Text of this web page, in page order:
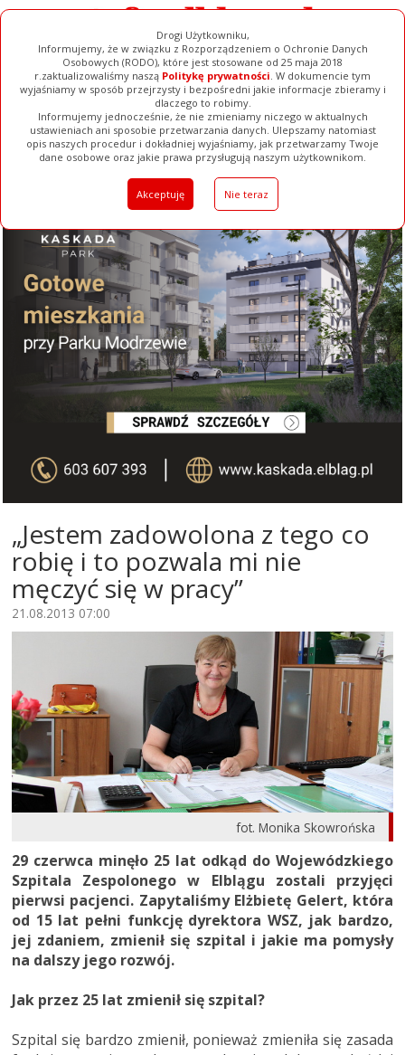
Drogi Użytkowniku,
Informujemy, że w związku z Rozporządzeniem o Ochronie Danych
Osobowych (RODO), które jest stosowane od 25 maja 2018
r.zaktualizowaliśmy naszą Politykę prywatności. W dokumencie tym
wyjaśniamy w sposób przejrzysty i bezpośredni jakie informacje zbieramy i
dlaczego to robimy.
Informujemy jednocześnie, że nie zmieniamy niczego w aktualnych
ustawieniach ani sposobie przetwarzania danych. Ulepszamy natomiast
opis naszych procedur i dokładniej wyjaśniamy, jak przetwarzamy Twoje
dane osobowe oraz jakie prawa przysługują naszym użytkownikom.
Akceptuję Nie teraz
Ogłoszenia Filmy Galerie Baza Firm Pełna Wersja
„Jestem zadowolona z tego co
robię i to pozwala mi nie
męczyć się w pracy”
21.08.2013 07:00
fot. Monika Skowrońska
29 czerwca minęło 25 lat odkąd do Wojewódzkiego
Szpitala Zespolonego w Elblągu zostali przyjęci
pierwsi pacjenci. Zapytaliśmy Elżbietę Gelert, która
od 15 lat pełni funkcję dyrektora WSZ, jak bardzo,
jej zdaniem, zmienił się szpital i jakie ma pomysły
na dalszy jego rozwój.
Jak przez 25 lat zmienił się szpital?
Szpital się bardzo zmienił, ponieważ zmieniła się zasada